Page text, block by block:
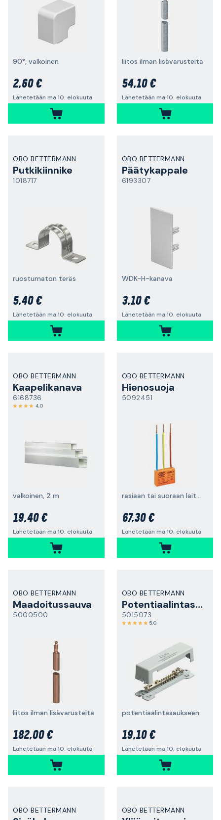
90°, valkoinen
2,60 €
Lähetetään ma 10. elokuuta
liitos ilman lisävarusteita
54,10 €
Lähetetään ma 10. elokuuta
OBO BETTERMANN
Putkikiinnike
1018717
ruostumaton teräs
5,40 €
Lähetetään ma 10. elokuuta
OBO BETTERMANN
Päätykappale
6193307
WDK-H-kanava
3,10 €
Lähetetään ma 10. elokuuta
OBO BETTERMANN
Kaapelikanava
6168736
4,0
valkoinen, 2 m
19,40 €
Lähetetään ma 10. elokuuta
OBO BETTERMANN
Hienosuoja
5092451
rasiaan tai suoraan laitteeseen
67,30 €
Lähetetään ma 10. elokuuta
OBO BETTERMANN
Maadoitussauva
5000500
liitos ilman lisävarusteita
182,00 €
Lähetetään ma 10. elokuuta
OBO BETTERMANN
Potentiaalintasauskisko
5015073
5,0
potentiaalintasaukseen
19,10 €
Lähetetään ma 10. elokuuta
OBO BETTERMANN OBO BETTERMANN